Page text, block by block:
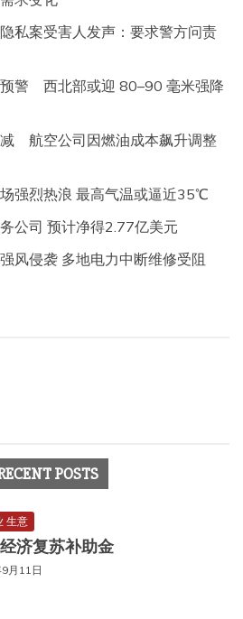
私案受害人发声：要求警方问责
警 西北部或迎 80–90 毫米强降
航空公司因燃油成本飙升调整
强烈热浪 最高气温或逼近35℃
公司 预计净得2.77亿美元
风侵袭 多地电力中断维修受阻
POSTS
生意
济复苏补助金
月11日